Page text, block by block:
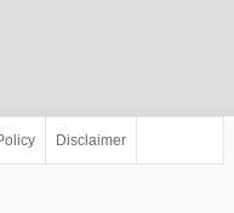
Disclaimer